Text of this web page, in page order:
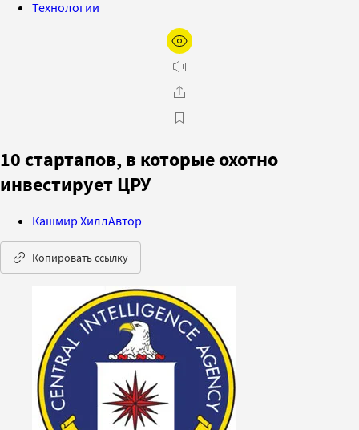
Технологии
10 стартапов, в которые охотно
инвестирует ЦРУ
Кашмир ХиллАвтор
Копировать ссылку